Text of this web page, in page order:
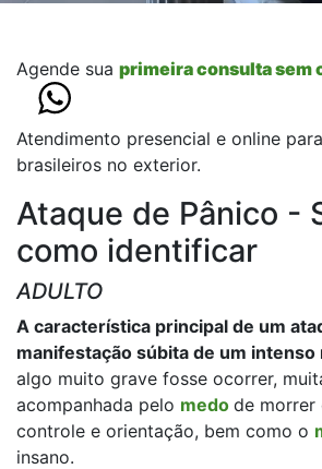
Agende sua primeira consulta sem
Atendimento presencial e online
brasileiros no exterior.
Ataque de Pânico -
como identificar
ADULTO
A característica principal de um
manifestação súbita de um intenso
algo muito grave fosse ocorrer,
acompanhada pelo medo de morrer
controle e orientação, bem como o
insano.